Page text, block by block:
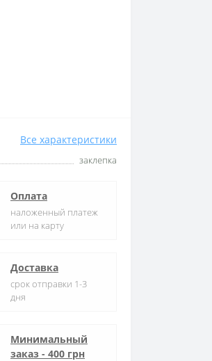
Все характеристики
заклепка
Оплата
наложенный платеж
или на карту
Доставка
срок отправки 1-3
дня
Минимальный
заказ - 400 грн